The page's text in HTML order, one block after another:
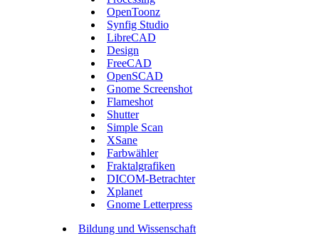
OpenToonz
Synfig Studio
LibreCAD
Design
FreeCAD
OpenSCAD
Gnome Screenshot
Flameshot
Shutter
Simple Scan
XSane
Farbwähler
Fraktalgrafiken
DICOM-Betrachter
Xplanet
Gnome Letterpress
Bildung und Wissenschaft